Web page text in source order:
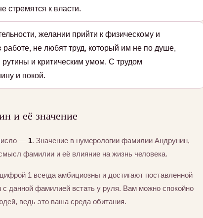
стремятся к власти.
желании прийти к физическому и
не любят труд, который им не по душе,
и критическим умом. С трудом
и покой.
и её значение
— 1. Значение в нумерологии фамилии Андрунин,
фамилии и её влияние на жизнь человека.
1 всегда амбициозны и достигают поставленной
с данной фамилией встать у руля. Вам можно спокойно
ведь это ваша среда обитания.